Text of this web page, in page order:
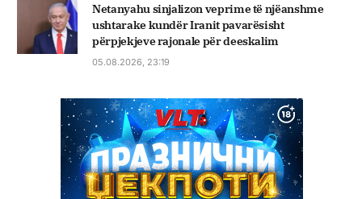
Netanyahu sinjalizon veprime të njëanshme
ushtarake kundër Iranit pavarësisht
përpjekjeve rajonale për deeskalim
05.08.2026, 23:19